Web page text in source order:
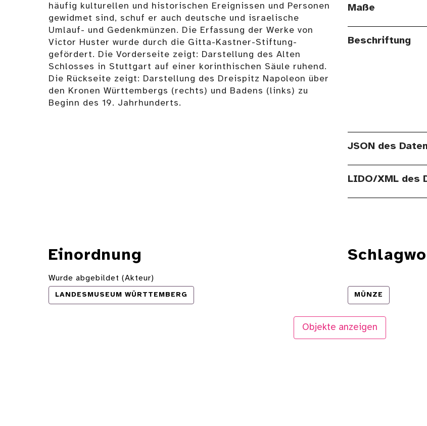
häufig kulturellen und historischen Ereignissen und Personen
gewidmet sind, schuf er auch deutsche und israelische
Umlauf- und Gedenkmünzen. Die Erfassung der Werke von
Victor Huster wurde durch die Gitta-Kastner-Stiftung-
gefördert. Die Vorderseite zeigt: Darstellung des Alten
Schlosses in Stuttgart auf einer korinthischen Säule ruhend.
Die Rückseite zeigt: Darstellung des Dreispitz Napoleon über
den Kronen Württembergs (rechts) und Badens (links) zu
Beginn des 19. Jahrhunderts.
Maße
Beschriftung
JSON des
LIDO/XML des
Einordnung
Wurde abgebildet (Akteur)
LANDESMUSEUM WÜRTTEMBERG MÜNZE
Objekte anzeigen